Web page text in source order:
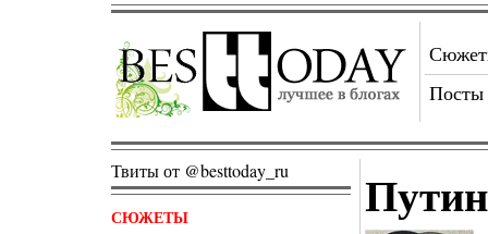
Посты
Твиты от @besttoday_ru
СЮЖЕТЫ